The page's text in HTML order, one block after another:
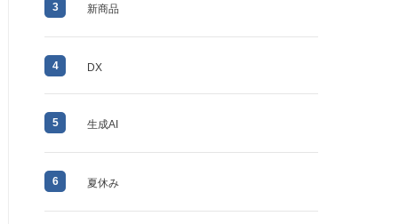
3 新商品
4 DX
5 生成AI
6 夏休み